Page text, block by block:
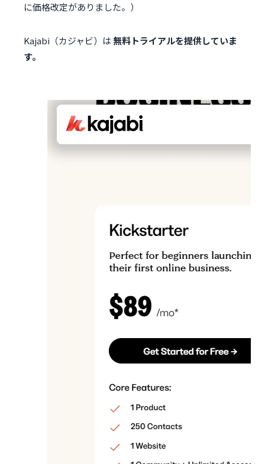
に価格改定がありました。）
Kajabi（カジャビ）は無料トライアルを提供していま
す。